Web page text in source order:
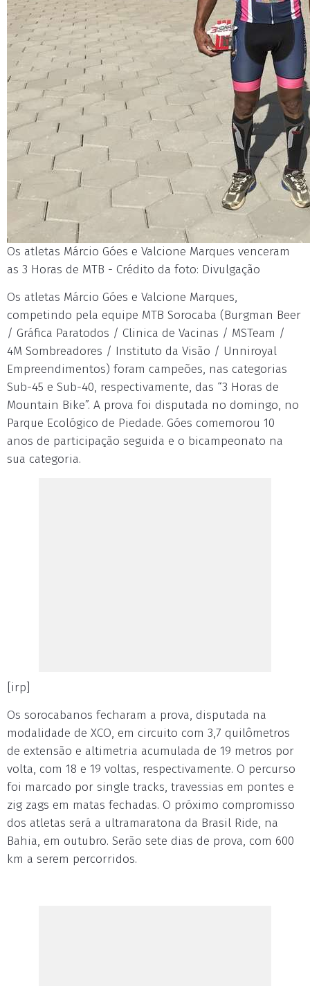
Os atletas Márcio Góes e Valcione Marques venceram
as 3 Horas de MTB - Crédito da foto: Divulgação
Os atletas Márcio Góes e Valcione Marques,
competindo pela equipe MTB Sorocaba (Burgman Beer
/ Gráfica Paratodos / Clinica de Vacinas / MSTeam /
4M Sombreadores / Instituto da Visão / Unniroyal
Empreendimentos) foram campeões, nas categorias
Sub-45 e Sub-40, respectivamente, das “3 Horas de
Mountain Bike”. A prova foi disputada no domingo, no
Parque Ecológico de Piedade. Góes comemorou 10
anos de participação seguida e o bicampeonato na
sua categoria.
[irp]
Os sorocabanos fecharam a prova, disputada na
modalidade de XCO, em circuito com 3,7 quilômetros
de extensão e altimetria acumulada de 19 metros por
volta, com 18 e 19 voltas, respectivamente. O percurso
foi marcado por single tracks, travessias em pontes e
zig zags em matas fechadas. O próximo compromisso
dos atletas será a ultramaratona da Brasil Ride, na
Bahia, em outubro. Serão sete dias de prova, com 600
km a serem percorridos.